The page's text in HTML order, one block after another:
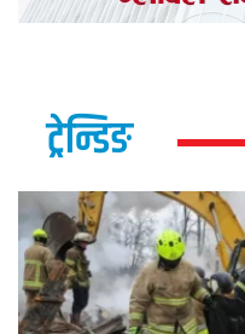
ट्रेन्डिङ